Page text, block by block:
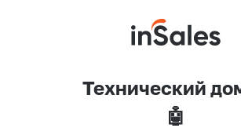
Технический
🤖